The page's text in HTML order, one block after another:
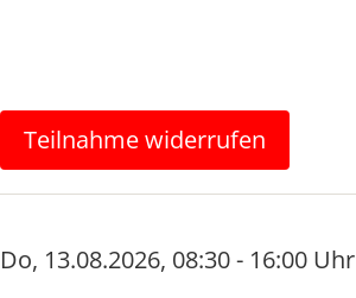
Teilnahme widerrufen
Do, 13.08.2026, 08:30 - 16:00 Uhr